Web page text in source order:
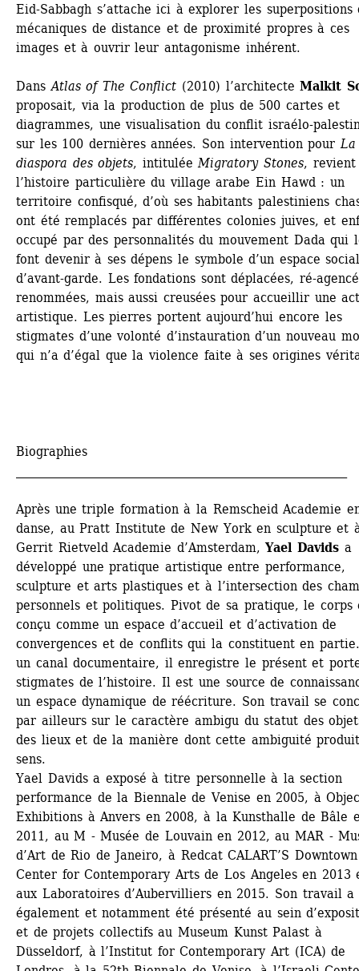
Eid-Sabbagh s’attache ici à explorer les superpositions
mécaniques de distance et de proximité propres à ces
images et à ouvrir leur antagonisme inhérent.
Dans Atlas of The Conflict (2010) l’architecte Malkit
proposait, via la production de plus de 500 cartes et
diagrammes, une visualisation du conflit israélo-
sur les 100 dernières années. Son intervention pour La
diaspora des objets, intitulée Migratory Stones, revient
l’histoire particulière du village arabe Ein Hawd : un
territoire confisqué, d’où ses habitants palestiniens
ont été remplacés par différentes colonies juives, et
occupé par des personnalités du mouvement Dada qui
font devenir à ses dépens le symbole d’un espace
d’avant-garde. Les fondations sont déplacées, ré-
renommées, mais aussi creusées pour accueillir une
artistique. Les pierres portent aujourd’hui encore les
stigmates d’une volonté d’instauration d’un nouveau
qui n’a d’égal que la violence faite à ses origines
Biographies
Après une triple formation à la Remscheid Academie
danse, au Pratt Institute de New York en sculpture et
Gerrit Rietveld Academie d’Amsterdam, Yael Davids a
développé une pratique artistique entre performance,
sculpture et arts plastiques et à l’intersection des
personnels et politiques. Pivot de sa pratique, le corps
conçu comme un espace d’accueil et d’activation de
convergences et de conflits qui la constituent en
un canal documentaire, il enregistre le présent et
stigmates de l’histoire. Il est une source de
un espace dynamique de réécriture. Son travail se
par ailleurs sur le caractère ambigu du statut des
des lieux et de la manière dont cette ambiguité
sens.
Yael Davids a exposé à titre personnelle à la section
performance de la Biennale de Venise en 2005, à
Exhibitions à Anvers en 2008, à la Kunsthalle de Bâle
2011, au M - Musée de Louvain en 2012, au MAR -
d’Art de Rio de Janeiro, à Redcat CALART’S Downtown
Center for Contemporary Arts de Los Angeles en 2013
aux Laboratoires d’Aubervilliers en 2015. Son travail a
également et notamment été présenté au sein
et de projets collectifs au Museum Kunst Palast à
Düsseldorf, à l’Institut for Contemporary Art (ICA) de